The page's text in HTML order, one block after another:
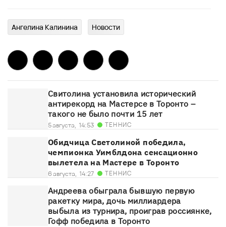
Ангелина Калинина Новости
Свитолина установила исторический
антирекорд на Мастерсе в Торонто –
такого не было почти 15 лет
5 августа, 14:53 ТЕННИС
Обидчица Светолиной победила,
чемпионка Уимблдона сенсационно
вылетела на Мастере в Торонто
6 августа, 14:27 ТЕННИС
Андреева обыграла бывшую первую
ракетку мира, дочь миллиардера
выбыла из турнира, проиграв россиянке,
Гофф победила в Торонто